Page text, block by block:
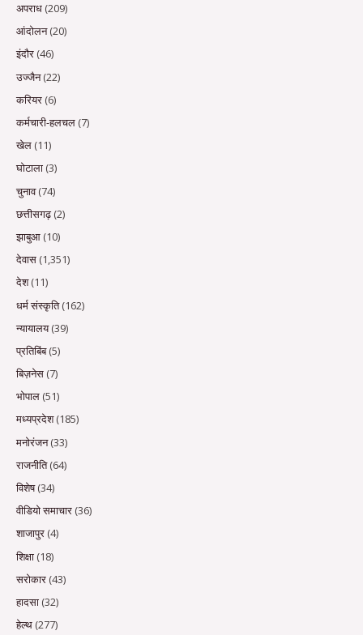
अपराध (209)
आंदोलन(20)
इंदौर (46)
उज्जैन(22)
करियर (6)
कर्मचारी-हलचल (7)
खेल (11)
घोटाला (3)
चुनाव(74)
छत्तीसगढ़(2)
झाबुआ (10)
देवास (1,351)
देश(11)
धर्म संस्कृति(162)
न्यायालय(39)
प्रतिबिंब(5)
बिज़नेस (7)
भोपाल (51)
मध्यप्रदेश(185)
मनोरंजन(33)
राजनीति(64)
विशेष(34)
वीडियो समाचार (36)
शाजापुर (4)
शिक्षा (18)
सरोकार (43)
हादसा (32)
हेल्थ (277)